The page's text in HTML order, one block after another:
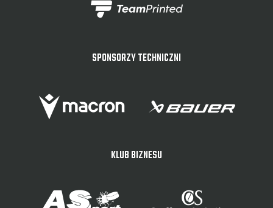
SPONSORZY TECHNICZNI
KLUB BIZNESU